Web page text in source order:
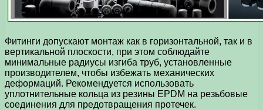
Фитинги допускают монтаж как в горизонтальной, так и в
вертикальной плоскости, при этом соблюдайте
минимальные радиусы изгиба труб, установленные
производителем, чтобы избежать механических
деформаций. Рекомендуется использовать
уплотнительные кольца из резины EPDM на резьбовые
соединения для предотвращения протечек.